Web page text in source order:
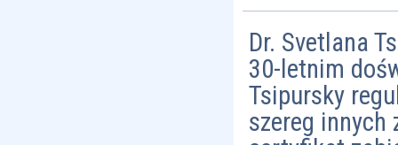
Dr. Svetlana
30-letnim
Tsipursky
szereg innych